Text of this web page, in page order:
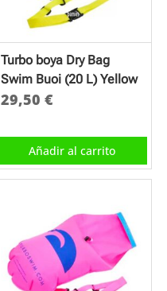
Turbo boya Dry Bag
Swim Buoi (20 L) Yellow
29,50€
Añadir al carrito